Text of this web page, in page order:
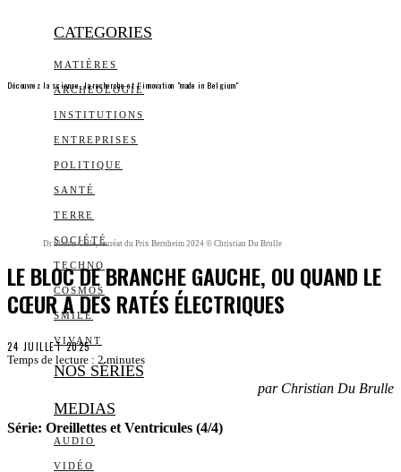
CATEGORIES
MATIÈRES
ARCHEOLOGIE
INSTITUTIONS
ENTREPRISES
POLITIQUE
SANTÉ
TERRE
SOCIÉTÉ
TECHNO
COSMOS
SMILE
VIVANT
NOS SÉRIES
MEDIAS
AUDIO
VIDÉO
Découvrez la science, la recherche et l’innovation "made in Belgium"
Dr Simon Calle, lauréat du Prix Bernheim 2024 © Christian Du Brulle
LE BLOC DE BRANCHE GAUCHE, OU QUAND LE
CŒUR A DES RATÉS ÉLECTRIQUES
24 JUILLET 2025
Temps de lecture : 2 minutes
par Christian Du Brulle
Série: Oreillettes et Ventricules (4/4)